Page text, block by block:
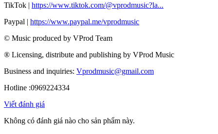
TikTok | https://www.tiktok.com/@vprodmusic?la...
Paypal | https://www.paypal.me/vprodmusic
© Music produced by VProd Team
® Licensing, distribute and publishing by VProd Music
Business and inquiries: Vprodmusic@gmail.com
Hotline :0969224334
Viết đánh giá
Không có đánh giá nào cho sản phẩm này.